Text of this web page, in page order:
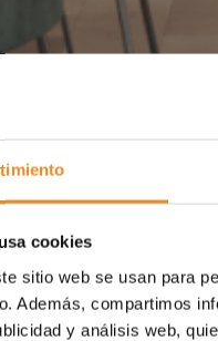
cookies
sitio web se usan para
Además, compartimos
y análisis web,